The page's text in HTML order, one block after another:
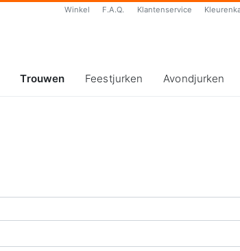
Winkel F.A.Q. Klantenservice
Trouwen Feestjurken Avondjurken